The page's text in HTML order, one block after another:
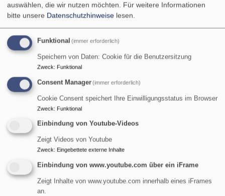
auswählen, die wir nutzen möchten. Für weitere Informationen
bitte unsere Datenschutzhinweise lesen.
Funktional (immer erforderlich)
Speichern von Daten: Cookie für die Benutzersitzung
Zweck: Funktional
Consent Manager(immer erforderlich)
Cookie Consent speichert Ihre Einwilligungsstatus im Browser
Zweck: Funktional
Einbindung von Youtube-Videos
Zeigt Videos von Youtube
Zweck: Eingebettete externe Inhalte
Einbindung von www.youtube.com über ein iFrame
Zeigt Inhalte von www.youtube.com innerhalb eines iFrames
an.